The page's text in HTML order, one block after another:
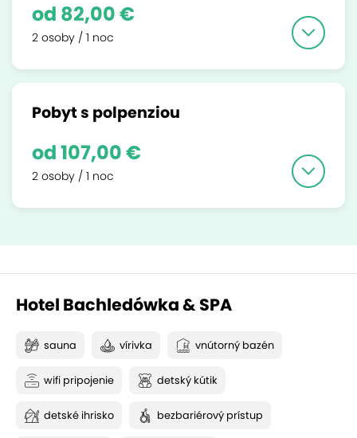
od 82,00 €
2 osoby / 1 noc
Pobyt s polpenziou
od 107,00 €
2 osoby / 1 noc
Hotel Bachledówka & SPA
sauna vírivka vnútorný bazén
wifi pripojenie detský kútik
detské ihrisko bezbariérový prístup